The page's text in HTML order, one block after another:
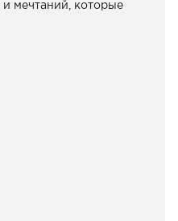
мечтаний, которые